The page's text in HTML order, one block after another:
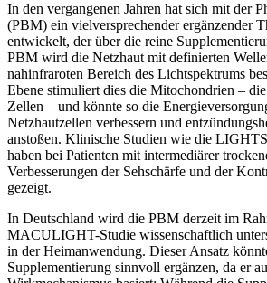
In den vergangenen Jahren hat sich mit der
(PBM) ein vielversprechender ergänzender
entwickelt, der über die reine
PBM wird die Netzhaut mit definierten
nahinfraroten Bereich des Lichtspektrums
Ebene stimuliert dies die Mitochondrien –
Zellen – und könnte so die
Netzhautzellen verbessern und
anstoßen. Klinische Studien wie die
haben bei Patienten mit intermediärer
Verbesserungen der Sehschärfe und der
gezeigt.
In Deutschland wird die PBM derzeit im
MACULIGHT-Studie wissenschaftlich
in der Heimanwendung. Dieser Ansatz
Supplementierung sinnvoll ergänzen, da er